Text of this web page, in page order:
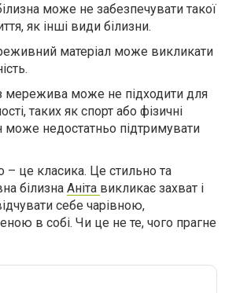
може не забезпечувати такої
як інші види білизни.
матеріал може викликати
мережива може не підходити для
таких як спорт або фізичні
може недостатньо підтримувати
це класика. Це стильно та
білизна Аніта викликає захват і
себе чарівною,
в собі. Чи це не те, чого прагне